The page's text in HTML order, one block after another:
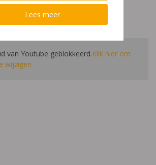
van Youtube geblokkeerd.Klik hier om
wijzigen
Lees meer